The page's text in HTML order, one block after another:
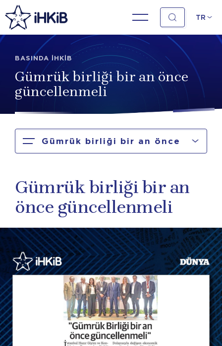
TR
BASINDA İHKİB
Gümrük birliği bir an önce
güncellenmeli
Gümrük birliği bir an önce
Gümrük birliği bir an
önce güncellenmeli